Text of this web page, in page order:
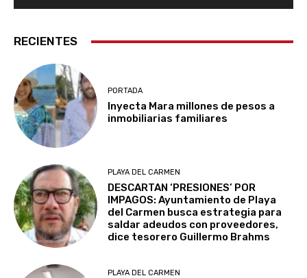
RECIENTES
PORTADA
Inyecta Mara millones de pesos a
inmobiliarias familiares
PLAYA DEL CARMEN
DESCARTAN ‘PRESIONES’ POR
IMPAGOS: Ayuntamiento de Playa
del Carmen busca estrategia para
saldar adeudos con proveedores,
dice tesorero Guillermo Brahms
PLAYA DEL CARMEN